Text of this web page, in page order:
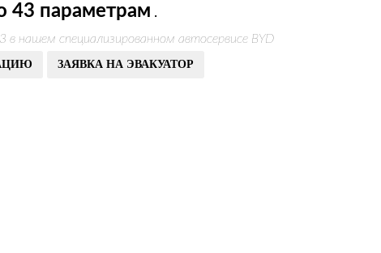
параметрам .
нашем специализированном автосервисе BYD
ЗАЯВКА НА ЭВАКУАТОР